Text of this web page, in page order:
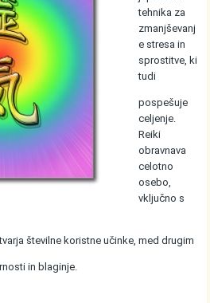
tehnika za
zmanjševanj
e stresa in
sprostitve, ki
tudi
pospešuje
celjenje.
Reiki
obravnava
celotno
osebo,
vključno s
številne koristne učinke, med drugim
in blaginje.